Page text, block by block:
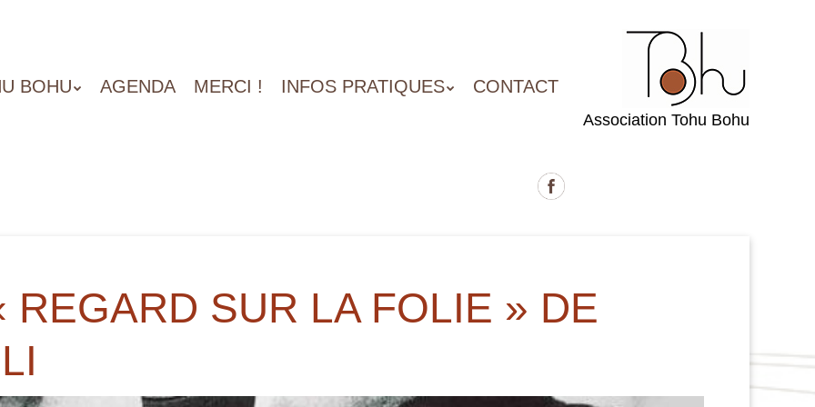
BOHU AGENDA MERCI ! INFOS PRATIQUES CONTACT
Association Tohu Bohu
REGARD SUR LA FOLIE » DE